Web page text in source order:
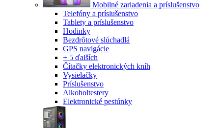
Mobilné zariadenia a príslušenstvo
Telefóny a príslušenstvo
Tablety a príslušenstvo
Hodinky
Bezdrôtové slúchadlá
GPS navigácie
+ 5 ďalších
Čítačky elektronických kníh
Vysielačky
Príslušenstvo
Alkoholtestery
Elektronické pestúnky